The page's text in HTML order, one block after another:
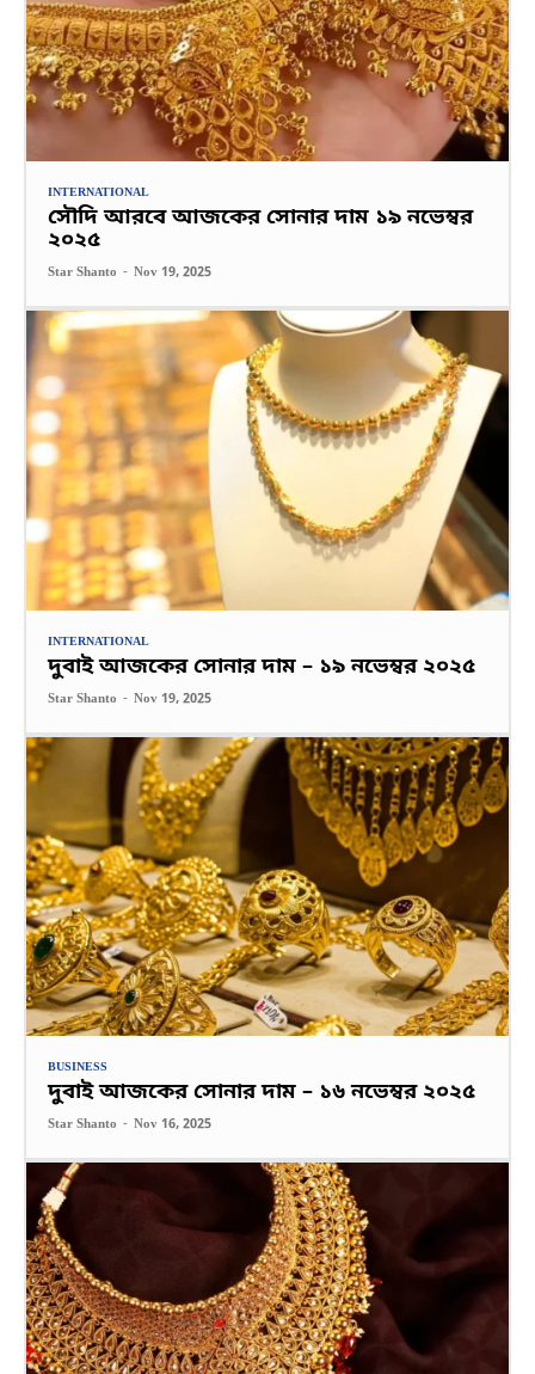
INTERNATIONAL
সৌদি আরবে আজকের সোনার দাম ১৯ নভেম্বর
২০২৫
Star Shanto - Nov 19, 2025
INTERNATIONAL
দুবাই আজকের সোনার দাম – ১৯ নভেম্বর ২০২৫
Star Shanto - Nov 19, 2025
BUSINESS
দুবাই আজকের সোনার দাম – ১৬ নভেম্বর ২০২৫
Star Shanto - Nov 16, 2025